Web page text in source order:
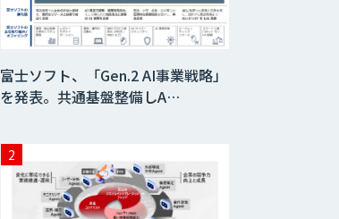
富士ソフト、「Gen.2 AI事業戦略」
を発表。共通基盤整備しA…